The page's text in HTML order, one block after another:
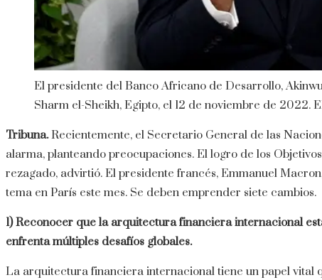
El presidente del Banco Africano de Desarrollo,
Sharm el-Sheikh, Egipto, el 12 de noviembre de 2022.
Tribuna.Recientemente, el Secretario General de las
alarma, planteando preocupaciones. El logro de los
rezagado, advirtió. El presidente francés, Emmanuel
tema en París este mes. Se deben emprender siete cambios.
1) Reconocer que la arquitectura financiera internacional
enfrenta múltiples desafíos globales.
La arquitectura financiera internacional tiene un papel vital